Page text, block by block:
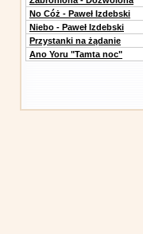
No Cóż - Paweł Izdebski
Niebo - Paweł Izdebski
Przystanki na żądanie
Ano Yoru "Tamta noc"